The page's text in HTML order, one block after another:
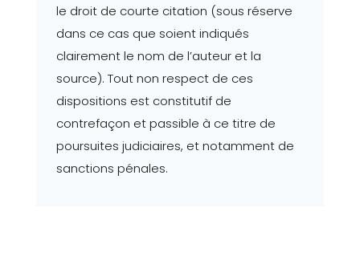
le droit de courte citation (sous réserve
dans ce cas que soient indiqués
clairement le nom de l’auteur et la
source). Tout non respect de ces
dispositions est constitutif de
contrefaçon et passible à ce titre de
poursuites judiciaires, et notamment de
sanctions pénales.